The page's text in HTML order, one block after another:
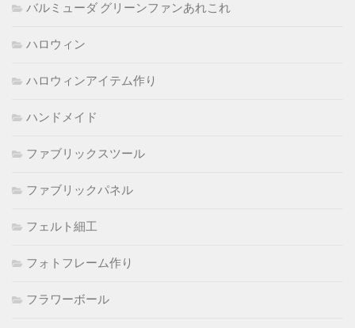
バルミューダ グリーンファンあれこれ
ハロウィン
ハロウィンアイテム作り
ハンドメイド
ファブリックスツール
ファブリックパネル
フェルト細工
フォトフレーム作り
フラワーボール